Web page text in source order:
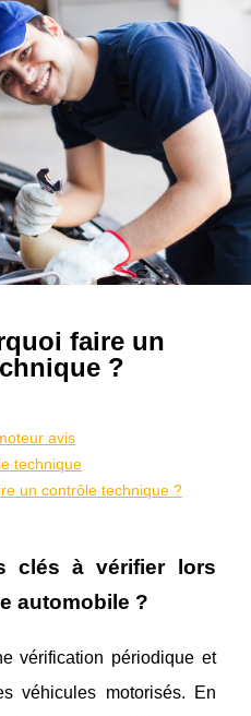
faire un
?
avis
technique
un contrôle technique ?
clés à vérifier lors
automobile ?
vérification périodique et
véhicules motorisés. En